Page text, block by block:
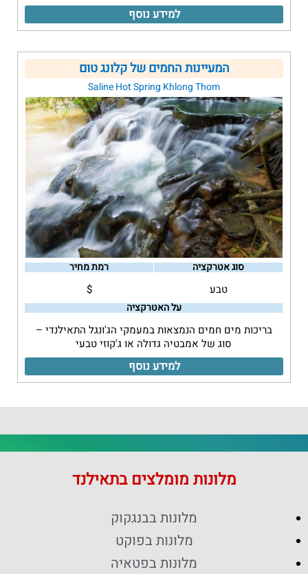
למידע נוסף
המעיינות החמים של קלונג טום
Saline Hot Spring Khlong Thom
סוג אטרקציה
טבע
רמת מחיר
$
על האטרקציה
בריכות מים חמים הנמצאות במעמקי הג'ונגל התאילנדי –
סוג של אמבטיה גדולה או ג'קוזי טבעי
למידע נוסף
מלונות מומלצים בתאילנד
מלונות בבנגקוק
מלונות בפוקט
מלונות בפטאיה